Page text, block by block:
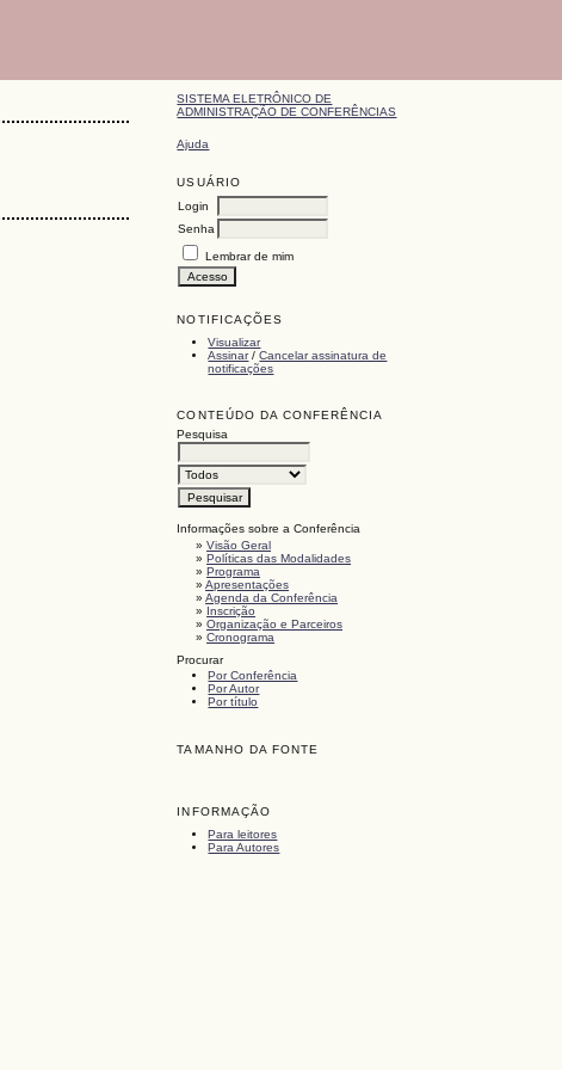
SISTEMA ELETRÔNICO DE
ADMINISTRAÇÃO DE CONFERÊNCIAS
Ajuda
USUÁRIO
Login
Senha
Lembrar de mim
NOTIFICAÇÕES
Visualizar
Assinar/Cancelar assinatura de
notificações
CONTEÚDO DA CONFERÊNCIA
Pesquisa
Informações sobre a Conferência
»Visão Geral
»Políticas das Modalidades
»Programa
»Apresentações
»Agenda da Conferência
» Inscrição
»Organização e Parceiros
»Cronograma
Procurar
Por Conferência
Por Autor
Por título
TAMANHO DA FONTE
INFORMAÇÃO
Para leitores
Para Autores